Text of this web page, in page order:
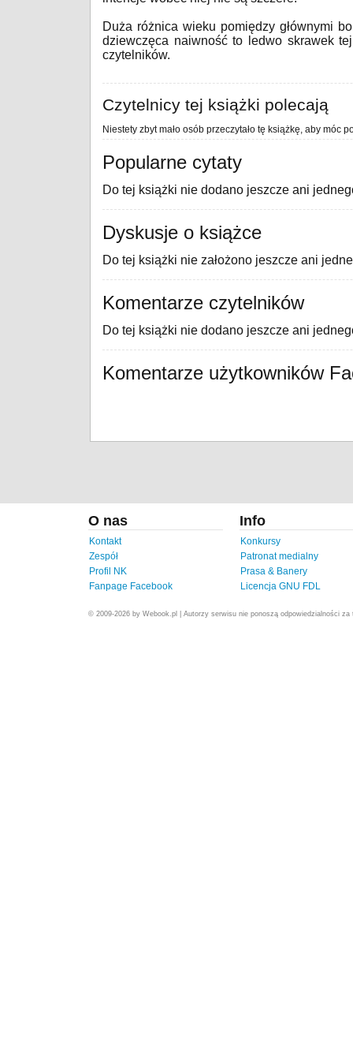
Duża różnica wieku pomiędzy głównymi
dziewczęca naiwność to ledwo skrawek
czytelników.
Czytelnicy tej książki polecają
Niestety zbyt mało osób przeczytało tę książkę, aby móc
Popularne cytaty
Do tej książki nie dodano jeszcze ani
Dyskusje o książce
Do tej książki nie założono jeszcze ani
Komentarze czytelników
Do tej książki nie dodano jeszcze ani
Komentarze użytkowników
O nas
Kontakt
Zespół
Profil NK
Fanpage Facebook
Info
Konkursy
Patronat medialny
Prasa & Banery
Licencja GNU FDL
© 2009-2026 by Webook.pl | Autorzy serwisu nie ponoszą odpowiedzialności